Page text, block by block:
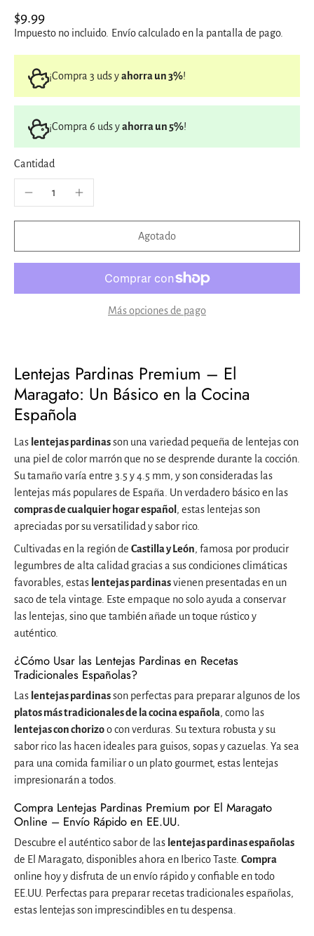
$9.99
Impuesto no incluido. Envíocalculado en la pantalla de pago.
¡Compra 3 uds yahorra un 3%!
¡Compra 6 uds yahorra un 5%!
Cantidad
Agotado
Más opciones de pago
Lentejas Pardinas Premium – El
Maragato: Un Básico en la Cocina
Española
Las lentejas pardinasson una variedad pequeña de lentejas con
una piel de color marrón que no se desprende durante la cocción.
Su tamaño varía entre 3.5 y 4.5 mm, y son consideradas las
lentejas más populares de España. Un verdadero básico en las
compras de cualquier hogar español , estas lentejas son
apreciadas por su versatilidad y sabor rico.
Cultivadas en la región de Castilla y León, famosa por producir
legumbres de alta calidad gracias a sus condiciones climáticas
favorables, estas lentejas pardinasvienen presentadas en un
saco de tela vintage. Este empaque no solo ayuda a conservar
las lentejas, sino que también añade un toque rústico y
auténtico.
¿Cómo Usar las Lentejas Pardinas en Recetas
Tradicionales Españolas?
Las lentejas pardinasson perfectas para preparar algunos de los
platos más tradicionales de la cocina española, como las
lentejas con chorizoo con verduras. Su textura robusta y su
sabor rico las hacen ideales para guisos, sopas y cazuelas. Ya sea
para una comida familiar o un plato gourmet, estas lentejas
impresionarán a todos.
Compra Lentejas Pardinas Premium por El Maragato
Online – Envío Rápido en EE.UU.
Descubre el auténtico sabor de las lentejas pardinas españolas
de El Maragato, disponibles ahora en Iberico Taste. Compra
online hoy y disfruta de un envío rápido y confiable en todo
EE.UU. Perfectas para preparar recetas tradicionales españolas,
estas lentejas son imprescindibles en tu despensa.